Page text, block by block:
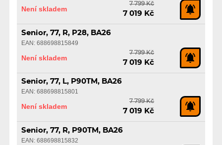
Není skladem
7 799 Kč
7 019 Kč
Senior, 77, R, P28, BA26
EAN: 688698815849
Není skladem
7 799 Kč
7 019 Kč
Senior, 77, L, P90TM, BA26
EAN: 688698815801
Není skladem
7 799 Kč
7 019 Kč
Senior, 77, R, P90TM, BA26
EAN: 688698815832